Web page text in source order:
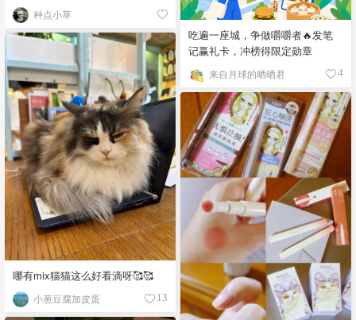
种点小草
吃遍一座城，争做嚼嚼者🔥发笔
记赢礼卡，冲榜得限定勋章
来自月球的晒晒君 4
哪有mix猫猫这么好看滴呀🥰🥰
小葱豆腐加皮蛋 13